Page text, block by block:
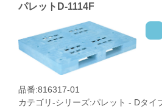
パレットD-1114F
品番:816317-01
カテゴリ-シリーズ:パレット - Dタイ